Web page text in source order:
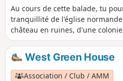
Au cours de cette balade, tu
tranquillité de l'église
château en ruines, d'une
d'anciennes traces sur la craie,
imprenables. Si tu fais juste
à prévoir un moyen de
départ ou chez toi, ou à revenir
West Green House
Association / Club / AMM